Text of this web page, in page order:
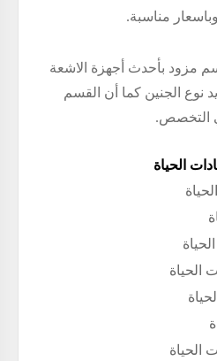
مناسبة.
مزود بأحدث أجهزة الاشعة
نوع الجنين كما أن القسم
التخصص.
الحياة
الحياة
الحياة